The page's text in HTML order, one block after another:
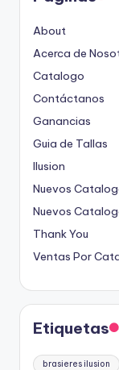
About
Acerca de
Catalogo
Contáctanos
Ganancias
Guia de Tallas
Ilusion
Nuevos
Nuevos
Thank You
Ventas Por
Etiquetas
brasieres ilusion